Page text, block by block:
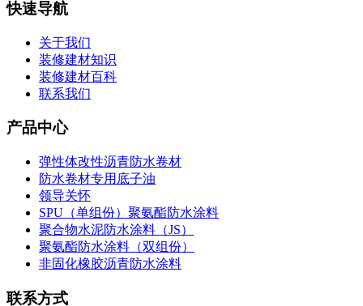
快速导航
关于我们
装修建材知识
装修建材百科
联系我们
产品中心
弹性体改性沥青防水卷材
防水卷材专用底子油
领导关怀
SPU（单组份）聚氨酯防水涂料
聚合物水泥防水涂料（JS）
聚氨酯防水涂料（双组份）
非固化橡胶沥青防水涂料
联系方式